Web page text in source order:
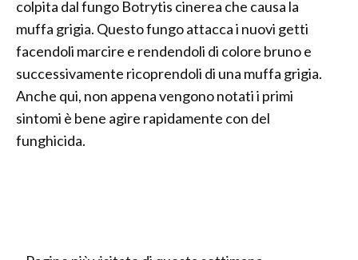
colpita dal fungo Botrytis cinerea che causa la
muffa grigia. Questo fungo attacca i nuovi getti
facendoli marcire e rendendoli di colore bruno e
successivamente ricoprendoli di una muffa grigia.
Anche qui, non appena vengono notati i primi
sintomi è bene agire rapidamente con del
funghicida.